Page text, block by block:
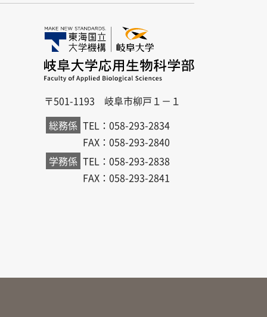
〒501-1193 岐阜市柳戸１－１
総務係 TEL：058-293-2834
FAX：058-293-2840
学務係 TEL：058-293-2838
FAX：058-293-2841